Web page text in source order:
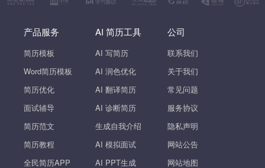
产品服务
简历模板
Word简历模板
简历优化
面试辅导
简历范文
简历教程
全民简历APP
AI 简历工具
AI 写简历
AI 润色优化
AI 翻译简历
AI 诊断简历
生成自我介绍
AI 模拟面试
AI PPT生成
公司
联系我们
关于我们
常见问题
服务协议
隐私声明
网站公告
网站地图